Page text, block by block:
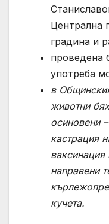
Централна
градина и
проведена
употреба
в O
животни
осиновени –
кастрация
ваксинация
направени
кучета.